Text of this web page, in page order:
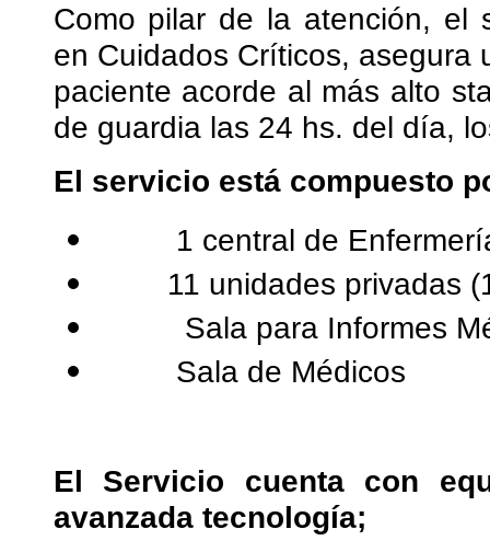
Como pilar de la atención, el
en Cuidados Críticos, asegura
paciente acorde al más alto
de guardia las 24 hs. del día,
El servicio está compuesto
1 central de
11 unidades privadas
Sala para Informes
Sala de Médicos
El Servicio cuenta con
avanzada tecnología;